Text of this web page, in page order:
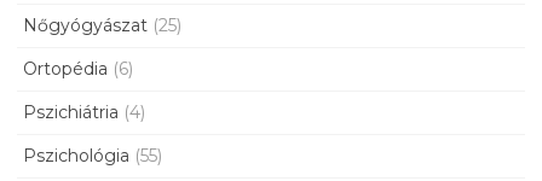
Nőgyógyászat (25)
Ortopédia (6)
Pszichiátria (4)
Pszichológia (55)